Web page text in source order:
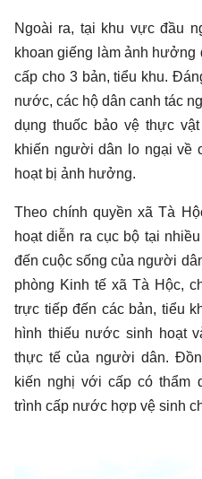
Ngoài ra, tại khu vực đầu
khoan giếng làm ảnh hưởng
cấp cho 3 bản, tiểu khu.
nước, các hộ dân canh tác
dụng thuốc bảo vệ thực
khiến người dân lo ngại về
hoạt bị ảnh hưởng.
Theo chính quyền xã Tà
hoạt diễn ra cục bộ tại
đến cuộc sống của người
phòng Kinh tế xã Tà Hộc,
trực tiếp đến các bản, tiểu
hình thiếu nước sinh hoạt
thực tế của người dân.
kiến nghị với cấp có thẩm
trình cấp nước hợp vệ sinh